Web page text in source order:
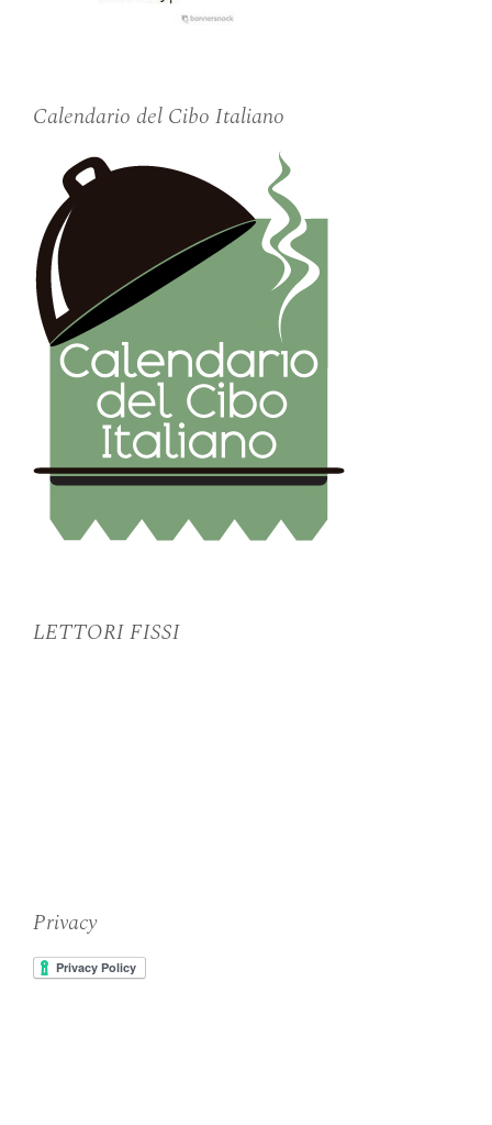
Calendario del Cibo Italiano
LETTORI FISSI
Privacy